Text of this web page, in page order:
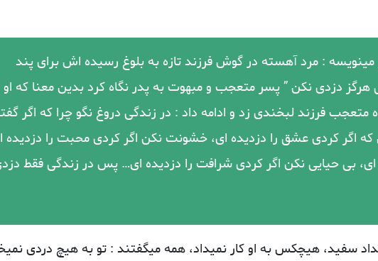
مینویسه : ﻣﺮﺩ ﺁﻫﺴﺘﻪ ﺩﺭ ﮔﻮﺵ ﻓﺮﺯﻧﺪ ﺗﺎﺯﻩ ﺑﻪ ﺑﻠﻮﻍ ﺭﺳﯿﺪﻩ ﺍﺵ ﺑﺮﺍﯼ ﭘﻨﺪ
ﺩﺯﺩﯼ ﻧﮑﻦ ” ﭘﺴﺮ ﻣﺘﻌﺠﺐ ﻭ ﻣﺒﻬﻮﺕ ﺑﻪ ﭘﺪﺭ ﻧﮕﺎﻩ ﮐﺮﺩ ﺑﺪﯾﻦ ﻣﻌﻨﺎ ﮐﻪ ﺍﻭ
ﻓﺮﺯﻧﺪ ﻟﺒﺨﻨﺪﯼ ﺯﺩ ﻭ ﺍﺩﺍﻣﻪ ﺩﺍﺩ : ﺩﺭ ﺯﻧﺪﮔﯽ ﺩﺭﻭﻍ ﻧﮕﻮ ﭼﺮﺍ ﮐﻪ ﺍﮔﺮ
ﺍﮔﺮ ﮐﺮﺩﯼ ﻋﺸﻖ ﺭﺍ ﺩﺯﺩﯾﺪﻩ ﺍﯼ، ﺧﺸﻮﻧﺖ ﻧﮑﻦ ﺍﮔﺮ ﮐﺮﺩﯼ ﻣﺤﺒﺖ ﺭﺍ ﺩﺯﺩﯾﺪﻩ
ﺍﯼ، ﺑﯽ ﺣﯿﺎﯾﯽ ﻧﮑﻦ ﺍﮔﺮ ﮐﺮﺩﯼ ﺷﺮﺍﻓﺖ ﺭﺍ ﺩﺯﺩﯾﺪﻩ ﺍی… ﭘﺲ ﺩﺭ ﺯﻧﺪﮔﯽ ﻓﻘﻂ
سفید، هیچکس به او کار نمیداد، همه میگفتند : تو به هیچ دردی